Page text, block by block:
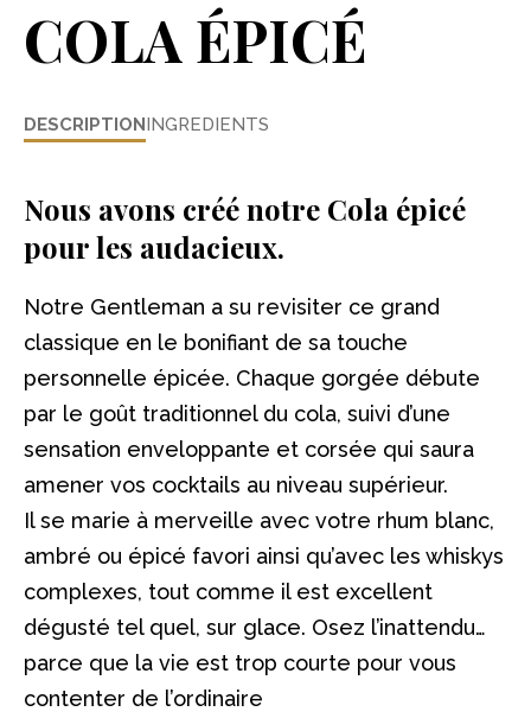
COLA ÉPICÉ
DESCRIPTIONINGREDIENTS
Nous avons créé notre Cola épicé
pour les audacieux.
Notre Gentleman a su revisiter ce grand
classique en le bonifiant de sa touche
personnelle épicée. Chaque gorgée débute
par le goût traditionnel du cola, suivi d’une
sensation enveloppante et corsée qui saura
amener vos cocktails au niveau supérieur.
Il se marie à merveille avec votre rhum blanc,
ambré ou épicé favori ainsi qu’avec les whiskys
complexes, tout comme il est excellent
dégusté tel quel, sur glace. Osez l’inattendu…
parce que la vie est trop courte pour vous
contenter de l’ordinaire